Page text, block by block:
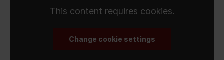
This content requires cookies.
Change cookie settings